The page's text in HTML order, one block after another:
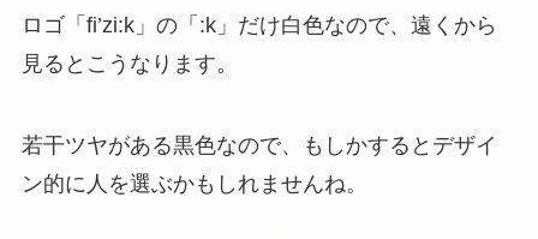
ロゴ「fi’zi:k」の「:k」だけ白色なので、遠くから
見るとこうなります。
若干ツヤがある黒色なので、もしかするとデザイ
ン的に人を選ぶかもしれませんね。